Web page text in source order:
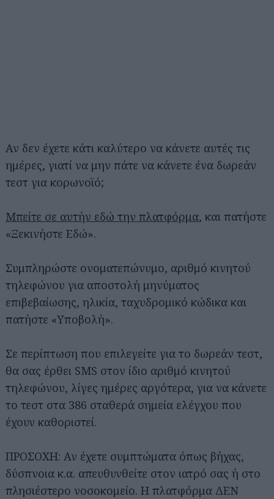
Αν δεν έχετε κάτι καλύτερο να κάνετε αυτές τις
ημέρες, γιατί να μην πάτε να κάνετε ένα δωρεάν
τεστ για κορωνοϊό;
Μπείτε σε αυτήν εδώ την πλατφόρμα, και πατήστε
«Ξεκινήστε Εδώ».
Συμπληρώστε ονοματεπώνυμο, αριθμό κινητού
τηλεφώνου για αποστολή μηνύματος
επιβεβαίωσης, ηλικία, ταχυδρομικό κώδικα και
πατήστε «Υποβολή».
Σε περίπτωση που επιλεγείτε για το δωρεάν τεστ,
θα σας έρθει SMS στον ίδιο αριθμό κινητού
τηλεφώνου, λίγες ημέρες αργότερα, για να κάνετε
το τεστ στα 386 σταθερά σημεία ελέγχου που
έχουν καθοριστεί.
ΠΡΟΣΟΧΗ: Αν έχετε συμπτώματα όπως βήχας,
δύσπνοια κ.α. απευθυνθείτε στον ιατρό σας ή στο
πλησιέστερο νοσοκομείο. Η πλατφόρμα ΔΕΝ